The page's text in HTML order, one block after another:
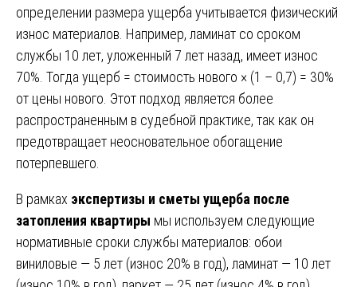
определении размера ущерба учитывается физический
износ материалов. Например, ламинат со сроком
службы 10 лет, уложенный 7 лет назад, имеет износ
70%. Тогда ущерб = стоимость нового × (1 – 0,7) = 30%
от цены нового. Этот подход является более
распространенным в судебной практике, так как он
предотвращает неосновательное обогащение
потерпевшего.
В рамках экспертизы и сметы ущерба после
затопления квартиры мы используем следующие
нормативные сроки службы материалов: обои
виниловые — 5 лет (износ 20% в год), ламинат — 10 лет